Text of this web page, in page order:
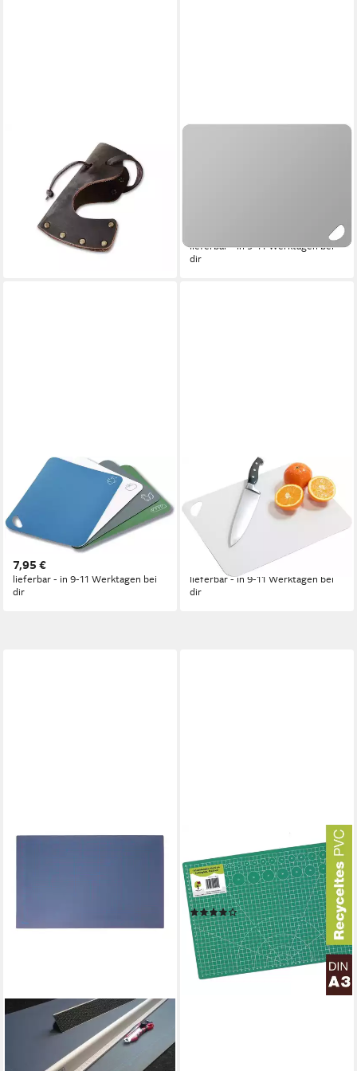
Schneideunterlage
52,49 €
lieferbar - in 6-8 Werktagen bei dir
lieferbar - in 9-11 Werktagen bei
dir
KESPER®
Schneideunterlage Flexible
Schneidunterlage, 4er Set,
Kunststoff (PE), 38 x 29 x 0,2
7,95 €
lieferbar - in 9-11 Werktagen bei
dir
Schneideunterlage
Schneidunterlage 2-er Pack
flexibel 38 x 29 x 0.2 cm,
weiß/grau
5,95 €
lieferbar - in 9-11 Werktagen bei
dir
Schneideunterlage
OfficeTree® Schneidematte
grün - 45x30 cm (A3)
(1)
11,99 € UVP14,99 €
-20%
lieferbar - in 3-4 Werktagen bei dir